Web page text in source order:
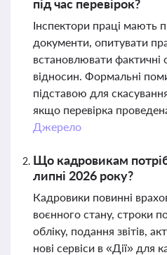
під час перевірок?
Інспектори праці мають
документи, опитувати
встановлювати фактичні
відносин. Формальні
підставою для
якщо перевірка
Джерело
Що кадровикам
липні 2026 року?
Кадровики повинні
воєнного стану, строки
обліку, подання звітів,
нові сервіси в «Дії» для